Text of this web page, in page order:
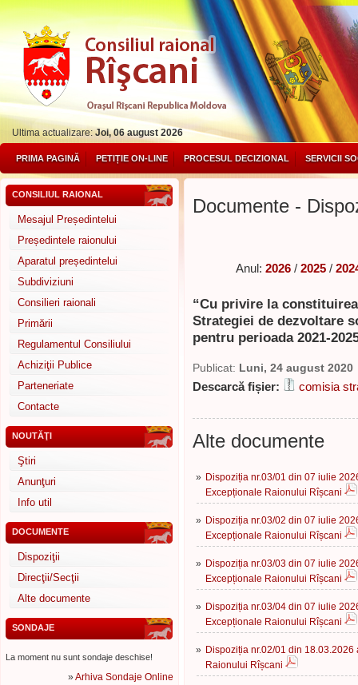
Ultima actualizare:Joi, 06 august 2026
PRIMA PAGINĂ PETIȚIE ON-LINE PROCESUL DECIZIONAL SERVICII
CONSILIUL RAIONAL
Mesajul Președintelui
Președintele raionului
Aparatul președintelui
Subdiviziuni
Consilieri raionali
Primării
Regulamentul Consiliului
Achiziţii Publice
Parteneriate
Contacte
NOUTĂŢI
Ştiri
Anunţuri
Info util
DOCUMENTE
Dispoziţii
Direcţii/Secţii
Alte documente
SONDAJE
La moment nu sunt sondaje deschise!
»Arhiva Sondaje Online
Documente -
Anul: 2026 / 2025 /
“Cu privire la
Strategiei de dezvoltare
pentru perioada 2021-
Publicat: Luni, 24 august 2020
Descarcă fișier: comisia
Alte documente
» Dispoziția nr.03/01 din 07 iulie
Excepționale Raionului Rîșcani
» Dispoziția nr.03/02 din 07 iulie
Excepționale Raionului Rîșcani
» Dispoziția nr.03/03 din 07 iulie
Excepționale Raionului Rîșcani
» Dispoziția nr.03/04 din 07 iulie
Excepționale Raionului Rîșcani
» Dispoziția nr.02/01 din
Raionului Rîșcani